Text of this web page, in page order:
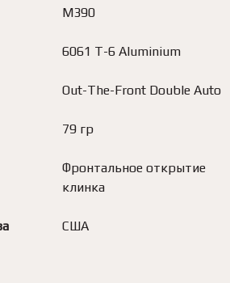
M390
6061 T-6 Aluminium
Out-The-Front Double Auto
79 гр
Фронтальное открытие
клинка
США